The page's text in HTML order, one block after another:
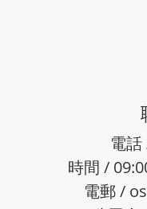
電
時間 /
電郵 /